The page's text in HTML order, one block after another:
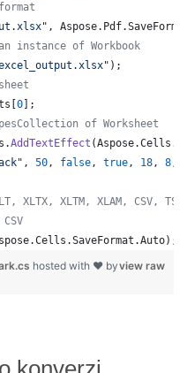
, Aspose. Pdf.
instance of Workbook
) ;
0
;
of Worksheet
.AddTextEffect (Aspose.Cells .
, 50, false, true, 18, 8,
XLTX, XLTM, XLAM, CSV,
.Cells .SaveFormat .Auto) ;
view raw
hosted with ❤ by